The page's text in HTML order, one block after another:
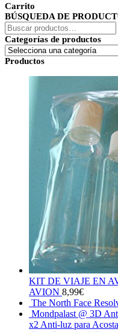
Carrito
BÚSQUEDA DE
Buscar
por:
Categorías de productos
Productos
KIT DE VIAJE EN
AVION 8,99€
The North Face
Mondpalast @ 3D
x2 Anti-luz para